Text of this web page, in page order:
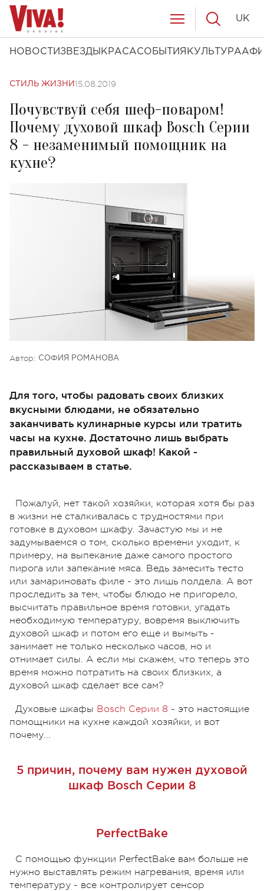
НОВОСТИ ЗВЕЗДЫ КРАСАСОБЫТИЯ КУЛЬТУРА
UK
СТИЛЬ ЖИЗНИ 15.08.2019
Почувствуй себя шеф-поваром!
Почему духовой шкаф Bosch Серии
8 - незаменимый помощник на
кухне?
Автор: СОФИЯ РОМАНОВА
Для того, чтобы радовать своих близких
вкусными блюдами, не обязательно
заканчивать кулинарные курсы или тратить
часы на кухне. Достаточно лишь выбрать
правильный духовой шкаф! Какой -
рассказываем в статье.
Пожалуй, нет такой хозяйки, которая хотя бы раз
в жизни не сталкивалась с трудностями при
готовке в духовом шкафу. Зачастую мы и не
задумываемся о том, сколько времени уходит, к
примеру, на выпекание даже самого простого
пирога или запекание мяса. Ведь замесить тесто
или замариновать филе - это лишь полдела. А вот
проследить за тем, чтобы блюдо не пригорело,
высчитать правильное время готовки, угадать
необходимую температуру, вовремя выключить
духовой шкаф и потом его еще и вымыть -
занимает не только несколько часов, но и
отнимает силы. А если мы скажем, что теперь это
время можно потратить на своих близких, а
духовой шкаф сделает все сам?
Духовые шкафы Bosch Серии 8 - это настоящие
помощники на кухне каждой хозяйки, и вот
почему...
5 причин, почему вам нужен духовой
шкаф Bosch Серии 8
PerfectBake
С помощью функции PerfectBake вам больше не
нужно выставлять режим нагревания, время или
температуру - все контролирует сенсор